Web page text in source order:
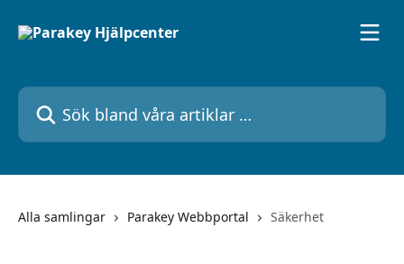
Sök bland våra artiklar …
Alla samlingar Parakey Webbportal Säkerhet